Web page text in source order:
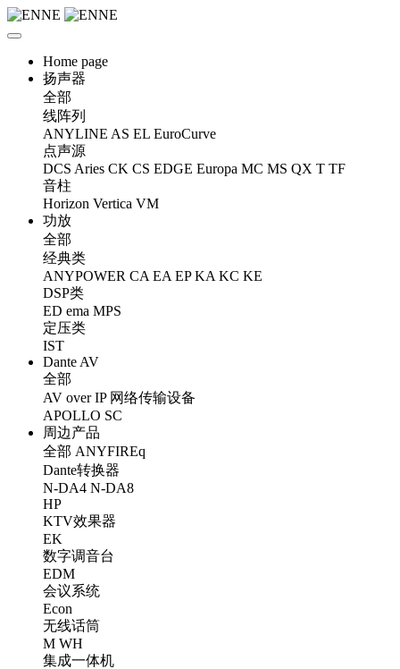
Home page
扬声器
全部
线阵列
ANYLINE AS EL EuroCurve
点声源
DCS Aries CK CS EDGE Europa MC MS QX T TF
音柱
Horizon Vertica VM
功放
全部
经典类
ANYPOWER CA EA EP KA KC KE
DSP类
ED ema MPS
定压类
IST
Dante AV
全部
AV over IP 网络传输设备
APOLLO SC
周边产品
全部 ANYFIREq
Dante转换器
N-DA4 N-DA8
HP
KTV效果器
EK
数字调音台
EDM
会议系统
Econ
无线话筒
M WH
集成一体机